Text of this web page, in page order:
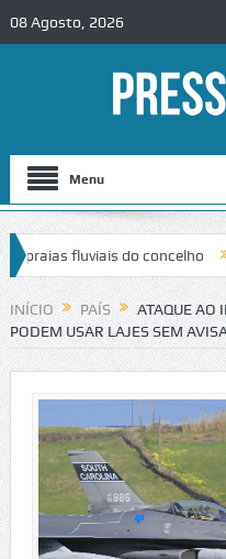
08 Agosto, 2026
Menu
fluviais do concelho
no IC2 em Alcobaça
INÍCIO PAÍS
ATAQUE AO
PODEM USAR LAJES SEM